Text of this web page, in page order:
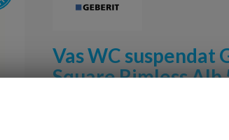
Vas WC suspendat
Square Rimless